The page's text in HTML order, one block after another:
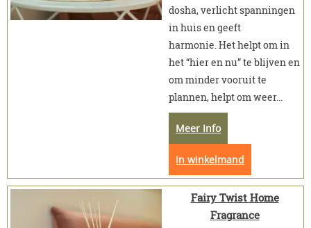
dosha, verlicht spanningen
in huis en geeft
harmonie. Het helpt om in
het “hier en nu” te blijven en
om minder vooruit te
plannen, helpt om weer...
Meer Info
In winkelmand
Fairy Twist Home
Fragrance